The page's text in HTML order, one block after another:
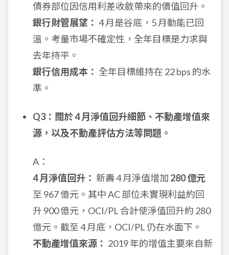
債券部位因信用利差收斂帶來的價值回升。
銀行財管展望： 4 月是谷底，5 月動能已回
溫。考量市場不確定性，全年目標是力求與
去年持平。
銀行信用成本： 全年目標維持在 22 bps 的水
準。
Q3：關於 4 月淨值回升細節、不動產增值來
源，以及不動產評估方法等問題。
A：
4 月淨值回升： 新壽 4 月淨值增加 280 億元
至 967 億元。其中 AC 部位未實現利益約回
升 900 億元，OCI/PL 合計使淨值回升約 280
億元。截至 4 月底，OCI/PL 仍在水面下。
不動產增值來源： 2019 年的增值主要來自新